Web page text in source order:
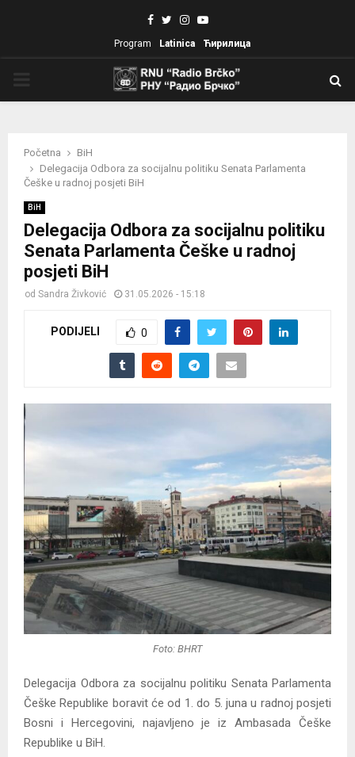
Facebook
TwitterInstagram
Youtube
Program Latinica Ћирилица
Početna
BiH
Delegacija Odbora za socijalnu politiku Senata Parlamenta
Češke u radnoj posjeti BiH
BiH
Delegacija Odbora za socijalnu politiku
Senata Parlamenta Češke u radnoj
posjeti BiH
od Sandra Živković 31.05.2026 - 15:18
PODIJELI 0
Foto: BHRT
Delegacija Odbora za socijalnu politiku Senata Parlamenta
Češke Republike boravit će od 1. do 5. juna u radnoj posjeti
Bosni i Hercegovini, najavljeno je iz Ambasada Češke
Republike u BiH.